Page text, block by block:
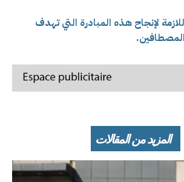
لإنجاح هذه المبادرة التي تهدف
المزيد من المقالات